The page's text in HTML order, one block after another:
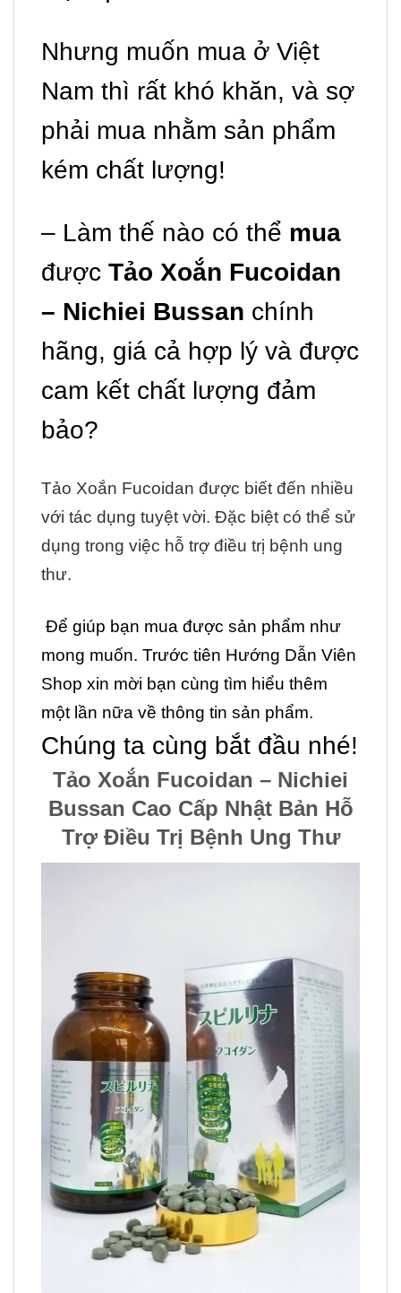
Nhưng muốn mua ở Việt
Nam thì rất khó khăn, và sợ
phải mua nhằm sản phẩm
kém chất lượng!
– Làm thế nào có thể mua
được Tảo Xoắn Fucoidan
– Nichiei Bussan chính
hãng, giá cả hợp lý và được
cam kết chất lượng đảm
bảo?
Tảo Xoắn Fucoidan được biết đến nhiều
với tác dụng tuyệt vời. Đặc biệt có thể sử
dụng trong việc hỗ trợ điều trị bệnh ung
thư.
Để giúp bạn mua được sản phẩm như
mong muốn. Trước tiên Hướng Dẫn Viên
Shop xin mời bạn cùng tìm hiểu thêm
một lần nữa về thông tin sản phẩm.
Chúng ta cùng bắt đầu nhé!
Tảo Xoắn Fucoidan – Nichiei
Bussan Cao Cấp Nhật Bản Hỗ
Trợ Điều Trị Bệnh Ung Thư